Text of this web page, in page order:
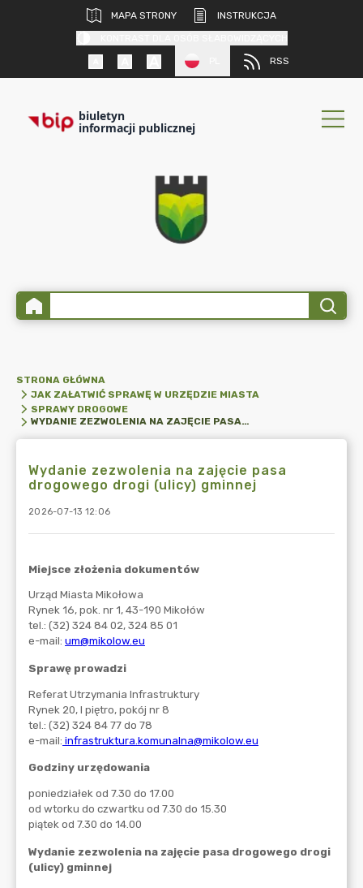
MAPA STRONY
INSTRUKCJA
RSS
biuletyn
informacji publicznej
STRONA GŁÓWNA
JAK ZAŁATWIĆ SPRAWĘ W URZĘDZIE MIASTA
SPRAWY DROGOWE
WYDANIE ZEZWOLENIA NA ZAJĘCIE PASA DROGOWEGO DROGI (ULICY) GMINNEJ
Wydanie zezwolenia na zajęcie pasa
drogowego drogi (ulicy) gminnej
2026-07-13 12:06